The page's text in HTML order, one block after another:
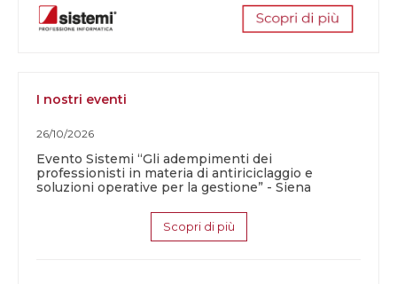
I nostri eventi
26/10/2026
Evento Sistemi “Gli adempimenti dei
professionisti in materia di antiriciclaggio e
soluzioni operative per la gestione” - Siena
Scopri di più